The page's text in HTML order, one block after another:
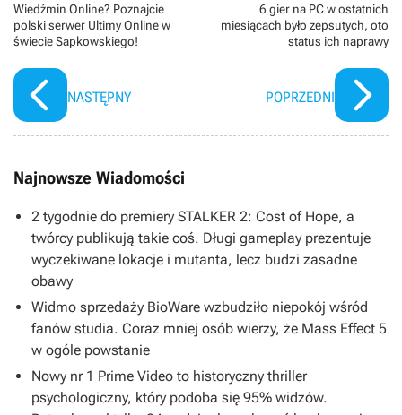
Wiedźmin Online? Poznajcie
polski serwer Ultimy Online w
świecie Sapkowskiego!
NASTĘPNY
6 gier na PC w ostatnich
miesiącach było zepsutych, oto
status ich naprawy
POPRZEDNI
Najnowsze Wiadomości
2 tygodnie do premiery STALKER 2: Cost of Hope, a
twórcy publikują takie coś. Długi gameplay prezentuje
wyczekiwane lokacje i mutanta, lecz budzi zasadne
obawy
Widmo sprzedaży BioWare wzbudziło niepokój wśród
fanów studia. Coraz mniej osób wierzy, że Mass Effect 5
w ogóle powstanie
Nowy nr 1 Prime Video to historyczny thriller
psychologiczny, który podoba się 95% widzów.